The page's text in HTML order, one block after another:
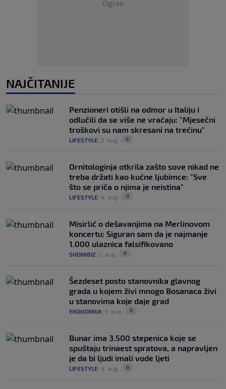
Oglas
NAJČITANIJE
Penzioneri otišli na odmor u Italiju i
odlučili da se više ne vraćaju: "Mjesečni
troškovi su nam skresani na trećinu"
LIFESTYLE 5. aug. 0
Ornitologinja otkrila zašto sove nikad ne
treba držati kao kućne ljubimce: "Sve
što se priča o njima je neistina"
LIFESTYLE 4. aug. 0
Misirlić o dešavanjima na Merlinovom
koncertu: Siguran sam da je najmanje
1.000 ulaznica falsifikovano
SHOWBIZ 5. aug. 0
Šezdeset posto stanovnika glavnog
grada u kojem živi mnogo Bosanaca živi
u stanovima koje daje grad
EKONOMIJA 5. aug. 0
Bunar imа 3.500 stepenica koje se
spuštaju trinaest spratova, a napravljen
je da bi ljudi imali vode ljeti
LIFESTYLE 4. aug. 0